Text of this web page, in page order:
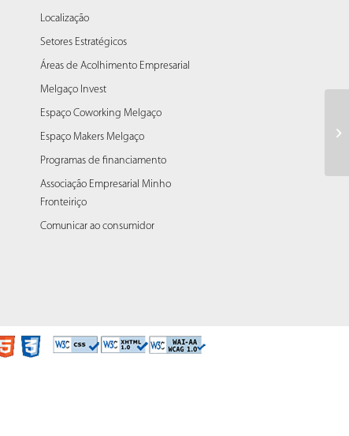
Localização
Setores Estratégicos
Áreas de Acolhimento Empresarial
Melgaço Invest
Espaço Coworking Melgaço
Espaço Makers Melgaço
Programas de financiamento
Associação Empresarial Minho
Fronteiriço
Comunicar ao consumidor